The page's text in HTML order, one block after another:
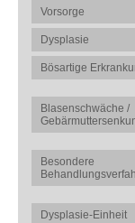
Vorsorge
Dysplasie
Bösartige
Blasenschwäche /
Besondere
Dysplasie-Einheit